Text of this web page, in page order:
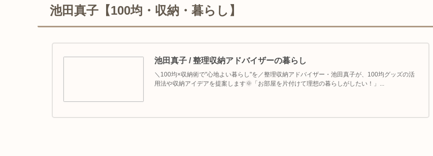
池田真子【100均・収納・暮らし】
池田真子 / 整理収納アドバイザーの暮らし
＼100均×収納術で"心地よい暮らし"を／整理収納アドバイザー・池田真子が、100均グッズの活
用法や収納アイデアを提案します🌞「お部屋を片付けて理想の暮らしがしたい！」...